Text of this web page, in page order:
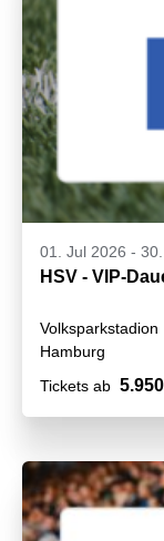
01. Jul 2026 -
HSV - VIP-
Volksparkstadion
Hamburg
Tickets ab